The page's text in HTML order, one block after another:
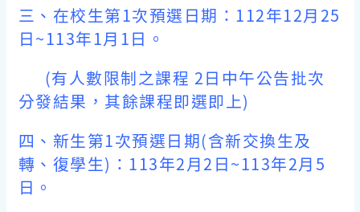
三、 在校生第1次預選日期：112年12月25
日~113年1月1日。
(有人數限制之課程 2日中午公告批次
分發結果，其餘課程即選即上)
四、 新生第1次預選日期(含新交換生及
轉、復學生)：113年2月2日~113年2月5
日。